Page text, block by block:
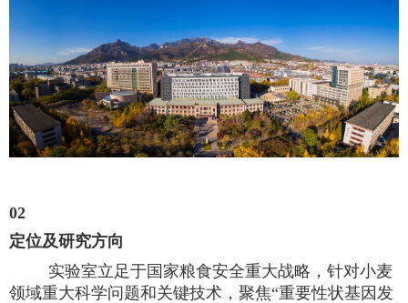
02
定位及研究方向
实验室立足于国家粮食安全重大战略， 针对小麦
领域重大科学问题和关键技术，聚焦“重要性状基因发